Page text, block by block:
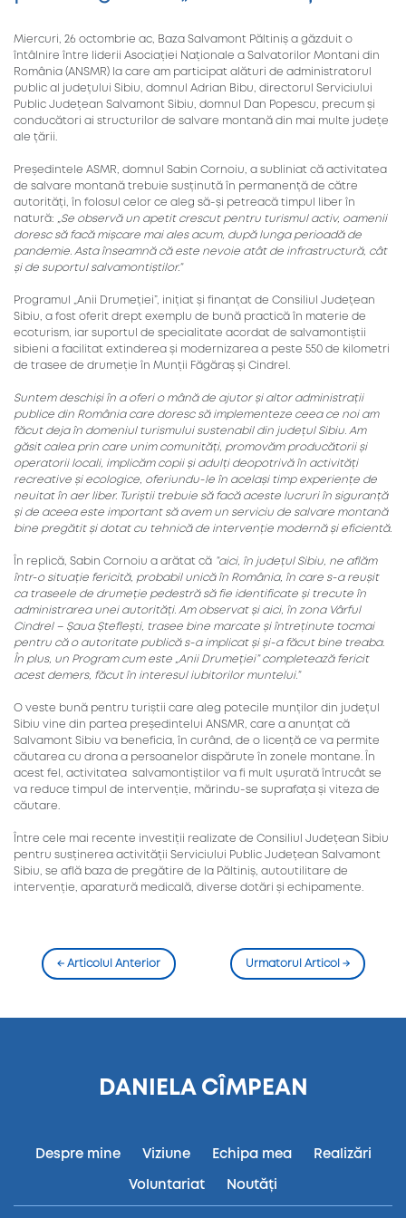
Miercuri, 26 octombrie ac, Baza Salvamont Păltiniș a găzduit o
întâlnire între liderii Asociației Naționale a Salvatorilor Montani din
România (ANSMR) la care am participat alături de administratorul
public al județului Sibiu, domnul Adrian Bibu, directorul Serviciului
Public Județean Salvamont Sibiu, domnul Dan Popescu, precum și
conducători ai structurilor de salvare montană din mai multe județe
ale țării.
Președintele ASMR, domnul Sabin Cornoiu, a subliniat că activitatea
de salvare montană trebuie susținută în permanență de către
autorități, în folosul celor ce aleg să-și petreacă timpul liber în
natură:
„Se observă un apetit crescut pentru turismul activ, oamenii
doresc să facă mișcare mai ales acum, după lunga perioadă de
pandemie. Asta înseamnă că este nevoie atât de infrastructură, cât
și de suportul salvamontiștilor.”
Programul „Anii Drumeției”, inițiat și finanțat de Consiliul Județean
Sibiu, a fost oferit drept exemplu de bună practică în materie de
ecoturism, iar suportul de specialitate acordat de salvamontiștii
sibieni a facilitat extinderea și modernizarea a peste 550 de kilometri
de trasee de drumeție în Munții Făgăraș și Cindrel.
Suntem deschiși în a oferi o mână de ajutor și altor administrații
publice din România care doresc să implementeze ceea ce noi am
făcut deja în domeniul turismului sustenabil din județul Sibiu. Am
găsit calea prin care unim comunități, promovăm producătorii și
operatorii locali, implicăm copii și adulți deopotrivă în activități
recreative și ecologice, oferiundu-le în același timp experiențe de
neuitat în aer liber. Turiștii trebuie să facă aceste lucruri în siguranță
și de aceea este important să avem un serviciu de salvare montană
bine pregătit și dotat cu tehnică de intervenție modernă și eficientă.
În replică, Sabin Cornoiu a arătat că ”aici, în județul Sibiu, ne aflăm
într-o situație fericită, probabil unică în România, în care s-a reușit
ca traseele de drumeție pedestră să fie identificate și trecute în
administrarea unei autorități. Am observat și aici, în zona Vârful
Cindrel – Șaua Șteflești, trasee bine marcate și întreținute tocmai
pentru că o autoritate publică s-a implicat și și-a făcut bine treaba.
În plus, un Program cum este „Anii Drumeției” completează fericit
acest demers, făcut în interesul iubitorilor muntelui.”
O veste bună pentru turiștii care aleg potecile munților din județul
Sibiu vine din partea președintelui ANSMR, care a anunțat că
Salvamont Sibiu va beneficia, în curând, de o licență ce va permite
căutarea cu drona a persoanelor dispărute în zonele montane. În
acest fel, activitatea salvamontiștilor va fi mult ușurată întrucât se
va reduce timpul de intervenție, mărindu-se suprafața și viteza de
căutare.
Între cele mai recente investiții realizate de Consiliul Județean Sibiu
pentru susținerea activității Serviciului Public Județean Salvamont
Sibiu, se află baza de pregătire de la Păltiniș, autoutilitare de
intervenție, aparatură medicală, diverse dotări și echipamente.
←Articolul Anterior Urmatorul Articol →
DANIELA CÎMPEAN
Despre mine Viziune Echipa mea Realizări
Voluntariat Noutăți